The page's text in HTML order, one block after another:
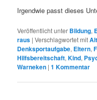
Irgendwie passt dieses
Veröffentlicht unter Bildung,
raus |Verschlagwortet mit
Denksportaufgabe, Eltern,
Hilfsbereitschaft,Kind,
Warneken |1 Kommentar